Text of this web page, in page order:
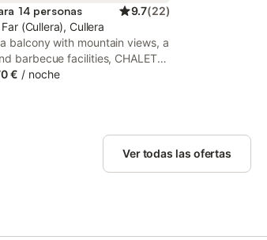
14 personas 9.7(22)
(Cullera), Cullera
balcony with mountain views, a
barbecue facilities, CHALET
HIPOCAMPOS can be found in
€ / noche
Ver todas las ofertas